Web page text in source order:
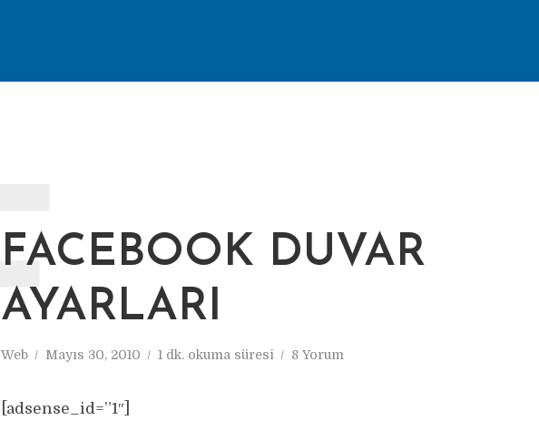
FACEBOOK DUVAR
AYARLARI
Web Mayıs 30, 2010 1 dk. okuma süresi 8 Yorum
F
[adsense_id=”1″]